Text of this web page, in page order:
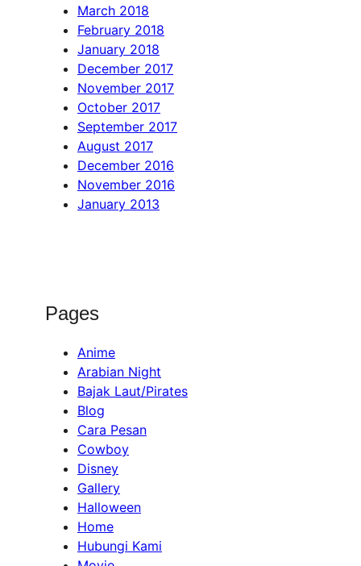
March 2018
February 2018
January 2018
December 2017
November 2017
October 2017
September 2017
August 2017
December 2016
November 2016
January 2013
Pages
Anime
Arabian Night
Bajak Laut/Pirates
Blog
Cara Pesan
Cowboy
Disney
Gallery
Halloween
Home
Hubungi Kami